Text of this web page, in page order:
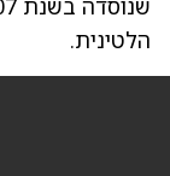
הלטינית.